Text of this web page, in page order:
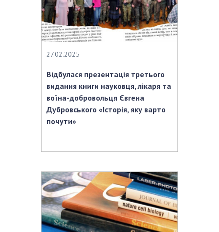
27.02.2025
Відбулася презентація третього
видання книги науковця, лікаря та
воїна-добровольця Євгена
Дубровського «Історія, яку варто
почути»